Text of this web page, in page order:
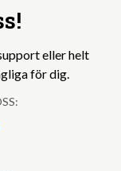
ellerhelt
för dig.